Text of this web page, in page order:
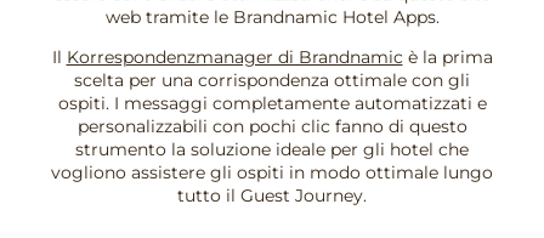
web tramite le Brandnamic Hotel Apps.
Il Korrespondenzmanager di Brandnamic è la prima
scelta per una corrispondenza ottimale con gli
ospiti. I messaggi completamente automatizzati e
personalizzabili con pochi clic fanno di questo
strumento la soluzione ideale per gli hotel che
vogliono assistere gli ospiti in modo ottimale lungo
tutto il Guest Journey.